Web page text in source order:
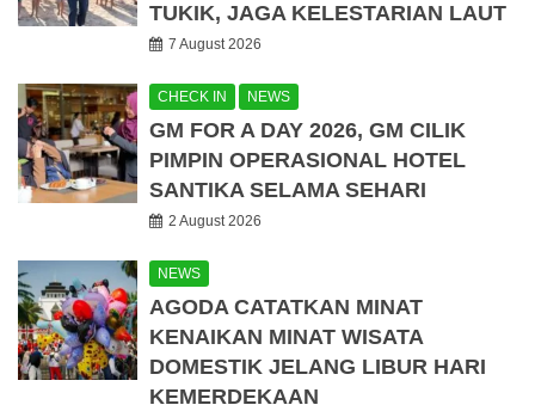
TUKIK, JAGA KELESTARIAN LAUT
7 August 2026
CHECK IN NEWS
GM FOR A DAY 2026, GM CILIK
PIMPIN OPERASIONAL HOTEL
SANTIKA SELAMA SEHARI
2 August 2026
NEWS
AGODA CATATKAN MINAT
KENAIKAN MINAT WISATA
DOMESTIK JELANG LIBUR HARI
KEMERDEKAAN